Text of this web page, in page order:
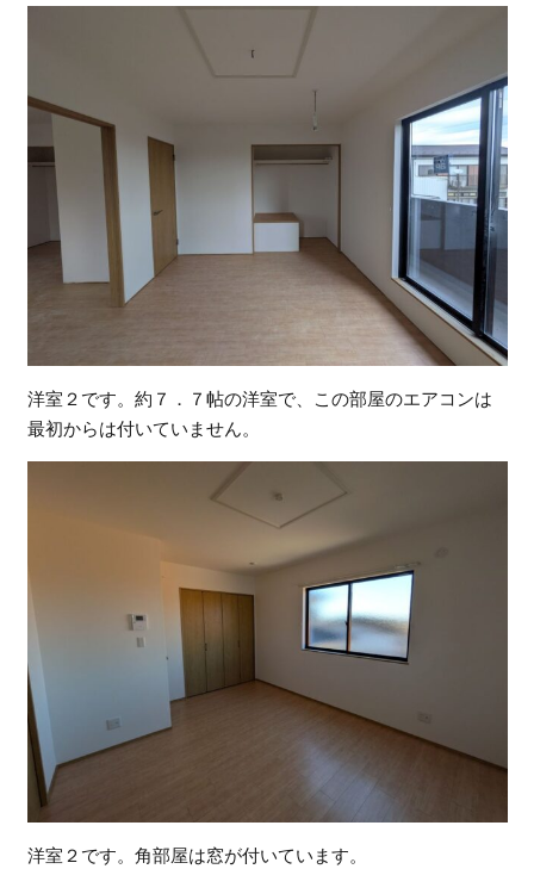
洋室２です。約７．７帖の洋室で、この部屋のエアコンは
最初からは付いていません。
洋室２です。角部屋は窓が付いています。